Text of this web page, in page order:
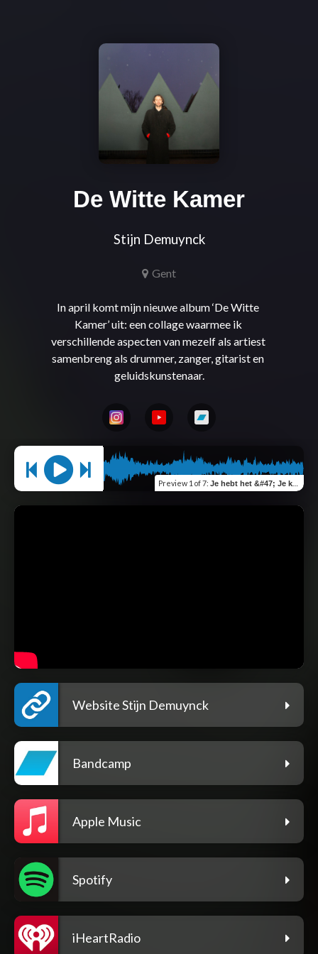
De Witte Kamer
Stijn Demuynck
Gent
In april komt mijn nieuwe album ‘De Witte
Kamer’ uit: een collage waarmee ik
verschillende aspecten van mezelf als artiest
samenbreng als drummer, zanger, gitarist en
geluidskunstenaar.
Preview 1 of 7: Je hebt het &#47; Je kan het
Website Stijn Demuynck
Bandcamp
Apple Music
Spotify
iHeartRadio